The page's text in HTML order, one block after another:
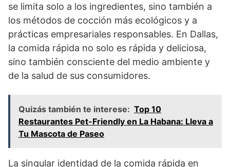
se limita solo a los ingredientes, sino también a
los métodos de cocción más ecológicos y a
prácticas empresariales responsables. En Dallas,
la comida rápida no solo es rápida y deliciosa,
sino también consciente del medio ambiente y
de la salud de sus consumidores.
Quizás también te interese: Top 10
Restaurantes Pet-Friendly en La Habana: Lleva a
Tu Mascota de Paseo
La singular identidad de la comida rápida en